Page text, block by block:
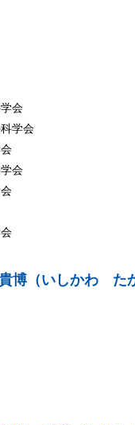
会
学会
会
博（いしかわ た